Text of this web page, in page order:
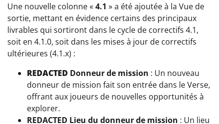
Une nouvelle colonne «4.1 » a été ajoutée à la Vue de
sortie, mettant en évidence certains des principaux
livrables qui sortiront dans le cycle de correctifs 4.1,
soit en 4.1.0, soit dans les mises à jour de correctifs
ultérieures (4.1.x) :
REDACTED Donneur de mission : Un nouveau
donneur de mission fait son entrée dans le Verse,
offrant aux joueurs de nouvelles opportunités à
explorer.
REDACTED Lieu du donneur de mission : Un lieu